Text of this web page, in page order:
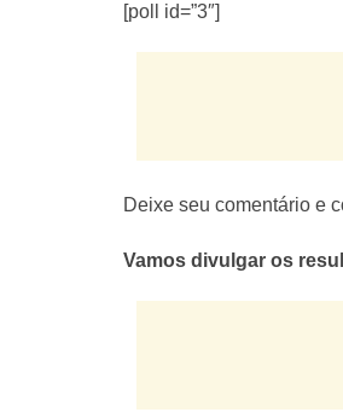
[poll id=”3″]
Deixe seu comentário e
Vamos divulgar os